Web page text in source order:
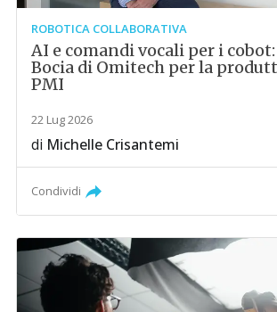
ROBOTICA COLLABORATIVA
AI e comandi vocali per i
Bocia di Omitech per la
PMI
22 Lug 2026
di Michelle Crisantemi
Condividi